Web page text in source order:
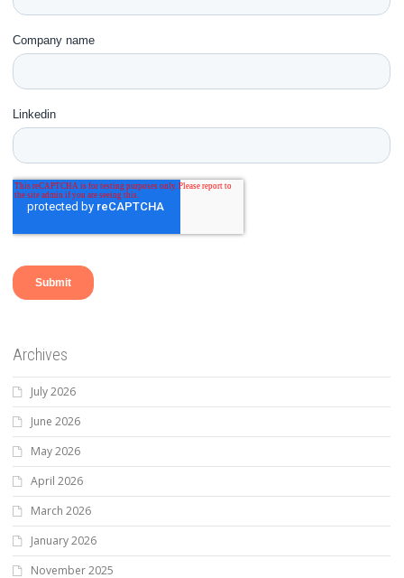
Archives
July 2026
June 2026
May 2026
April 2026
March 2026
January 2026
November 2025